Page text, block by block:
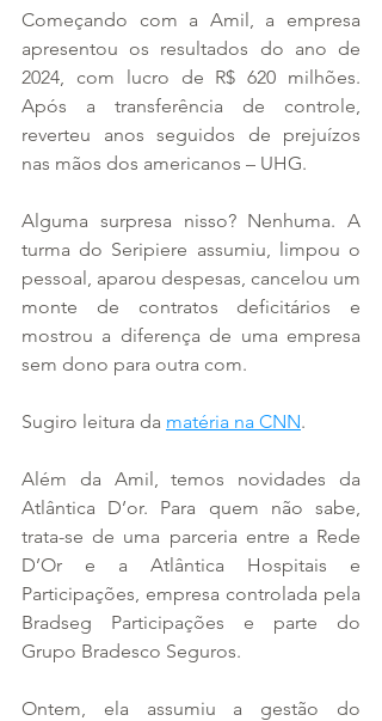
Começando com a Amil, a empresa
apresentou os resultados do ano de
2024, com lucro de R$ 620 milhões.
Após a transferência de controle,
reverteu anos seguidos de prejuízos
nas mãos dos americanos – UHG.
Alguma surpresa nisso? Nenhuma. A
turma do Seripiere assumiu, limpou o
pessoal, aparou despesas, cancelou um
monte de contratos deficitários e
mostrou a diferença de uma empresa
sem dono para outra com.
Sugiro leitura da matéria na CNN.
Além da Amil, temos novidades da
Atlântica D’or. Para quem não sabe,
trata-se de uma parceria entre a Rede
D’Or e a Atlântica Hospitais e
Participações, empresa controlada pela
Bradseg Participações e parte do
Grupo Bradesco Seguros.
Ontem, ela assumiu a gestão do